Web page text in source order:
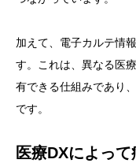
加えて、電子カルテ情
す。これは、異なる医
有できる仕組みであり
です。
医療DXによっ